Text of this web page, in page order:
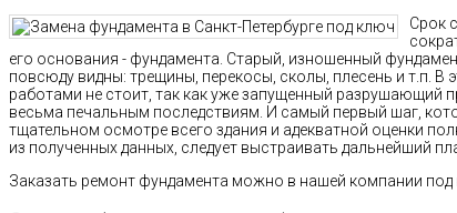
Срок
его основания - фундамента. Старый, изношенный
повсюду видны: трещины, перекосы, сколы, плесень и т.п. В
работами не стоит, так как уже запущенный разрушающий
весьма печальным последствиям. И самый первый шаг,
тщательном осмотре всего здания и адекватной оценки
из полученных данных, следует выстраивать дальнейший
Заказать ремонт фундамента можно в нашей компании под